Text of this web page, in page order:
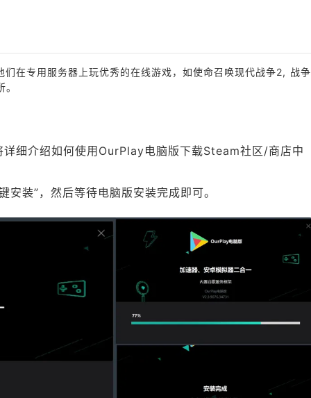
专用服务器上玩优秀的在线游戏，如使命召唤现代战争2, 战争
细介绍如何使用OurPlay电脑版下载Steam社区/商店中
装”，然后等待电脑版安装完成即可。